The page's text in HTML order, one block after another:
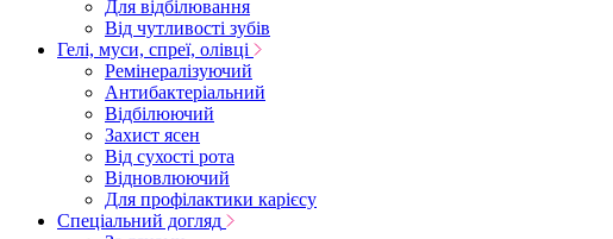
Для відбілювання
Від чутливості зубів
Гелі, муси, спреї, олівці
Ремінералізуючий
Антибактеріальний
Відбілюючий
Захист ясен
Від сухості рота
Відновлюючий
Для профілактики карієсу
Спеціальний догляд